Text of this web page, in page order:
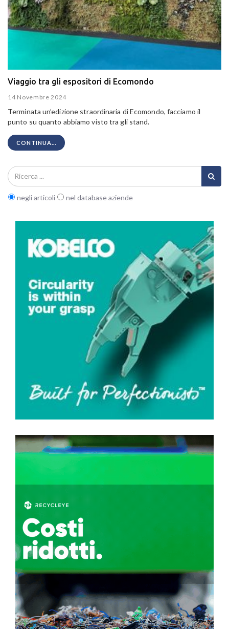
Viaggio tra gli espositori di Ecomondo
14 Novembre 2024
Terminata un’edizione straordinaria di Ecomondo, facciamo il
punto su quanto abbiamo visto tra gli stand.
CONTINUA...
negli articoli nel database aziende